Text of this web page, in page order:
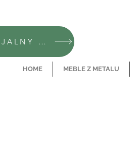
OFICJALNY SKLEP CAMFERO
HOME MEBLE Z METALU